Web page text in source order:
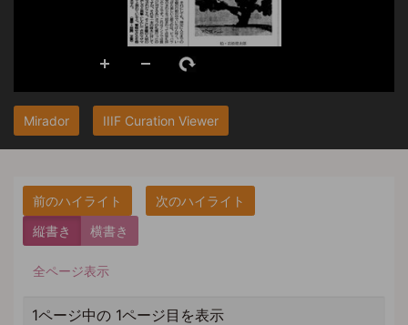
Mirador IIIF Curation Viewer
縦書き 横書き
全ページ表示
1ページ中の 1ページ目を表示